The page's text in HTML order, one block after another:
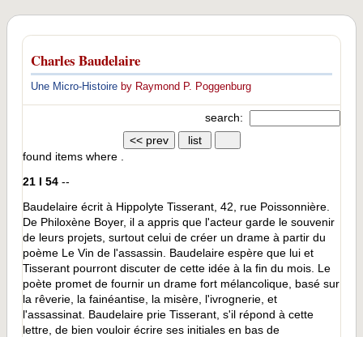
Charles Baudelaire
Une Micro-Histoire by Raymond P. Poggenburg
search:
found items where .
21 I 54 --
Baudelaire écrit à Hippolyte Tisserant, 42, rue Poissonnière.
De Philoxène Boyer, il a appris que l'acteur garde le souvenir
de leurs projets, surtout celui de créer un drame à partir du
poème Le Vin de l'assassin. Baudelaire espère que lui et
Tisserant pourront discuter de cette idée à la fin du mois. Le
poète promet de fournir un drame fort mélancolique, basé sur
la rêverie, la fainéantise, la misère, l'ivrognerie, et
l'assassinat. Baudelaire prie Tisserant, s'il répond à cette
lettre, de bien vouloir écrire ses initiales en bas de